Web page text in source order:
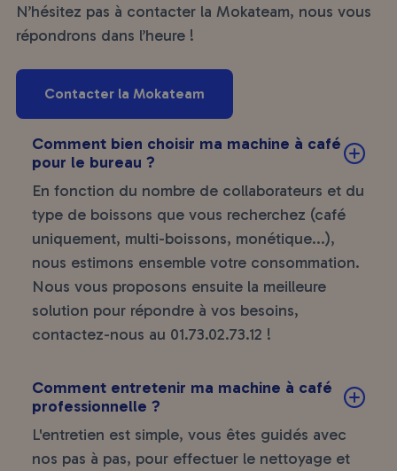
N’hésitez pas à contacter la Mokateam, nous vous
répondrons dans l’heure !
Contacter la Mokateam
Comment bien choisir ma machine à café
pour le bureau ?
En fonction du nombre de collaborateurs et du
type de boissons que vous recherchez (café
uniquement, multi-boissons, monétique...),
nous estimons ensemble votre consommation.
Nous vous proposons ensuite la meilleure
solution pour répondre à vos besoins,
contactez-nous au 01.73.02.73.12 !
Comment entretenir ma machine à café
professionnelle ?
L'entretien est simple, vous êtes guidés avec
nos pas à pas, pour effectuer le nettoyage et